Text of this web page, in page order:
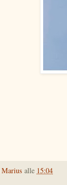
Marius alle 15:04